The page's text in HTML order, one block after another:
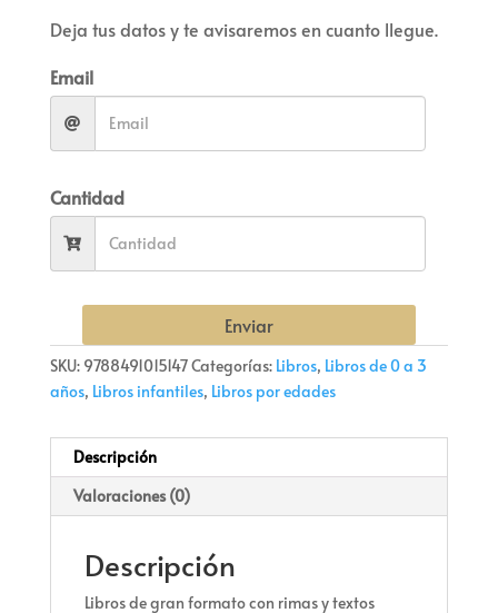
Deja tus datos y te avisaremos en cuanto llegue.
Email
Cantidad
Enviar
SKU: 9788491015147Categorías: Libros, Libros de 0 a 3
años, Libros infantiles, Libros por edades
Descripción
Valoraciones (0)
Descripción
Libros de gran formato con rimas y textos